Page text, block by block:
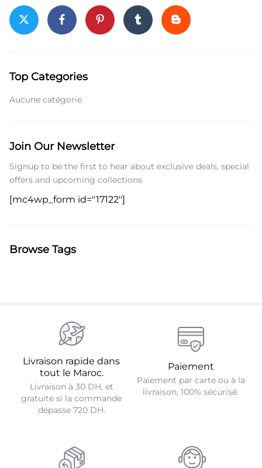
Top Categories
Aucune catégorie
Join Our Newsletter
Signup to be the first to hear about exclusive deals, special
offers and upcoming collections
[mc4wp_form id="17122"]
Browse Tags
Livraison rapide dans
tout le Maroc.
Livraison à 30 DH, et
gratuite si la commande
dépasse 720 DH.
Paiement
Paiement par carte ou à la
livraison, 100% sécurisé.